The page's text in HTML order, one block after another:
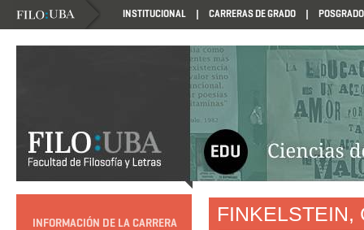
INSTITUCIONAL CARRERAS DE GRADO POSGRADO
HTTP://EDUCACION.FILO.UBA.AR/PROGRAMACION1985
INFORMACIÓN DE LA CARRERA
FINKELSTEIN,